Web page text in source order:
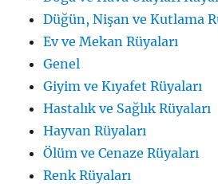
Düğün, Nişan ve Kutlama
Ev ve Mekan Rüyaları
Genel
Giyim ve Kıyafet Rüyaları
Hastalık ve Sağlık Rüyaları
Hayvan Rüyaları
Ölüm ve Cenaze Rüyaları
Renk Rüyaları